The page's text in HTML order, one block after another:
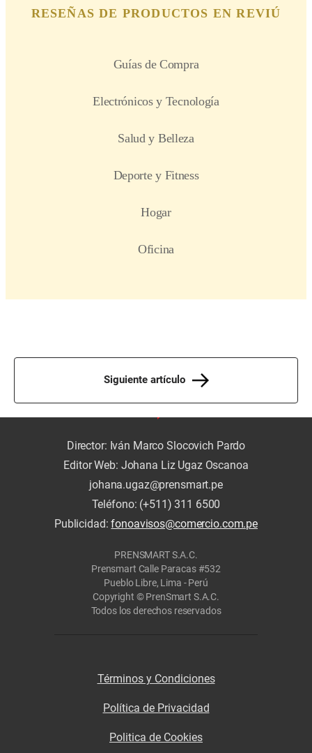
Siguiente artículo
Director: Iván Marco Slocovich Pardo
Editor Web: Johana Liz Ugaz Oscanoa
johana.ugaz@prensmart.pe
Teléfono: (+511) 311 6500
Publicidad:fonoavisos@comercio.com.pe
PRENSMART S.A.C.
Prensmart Calle Paracas #532
Pueblo Libre, Lima - Perú
Copyright © PrenSmart S.A.C.
Todos los derechos reservados
Términos y Condiciones
Política de Privacidad
Politica de Cookies